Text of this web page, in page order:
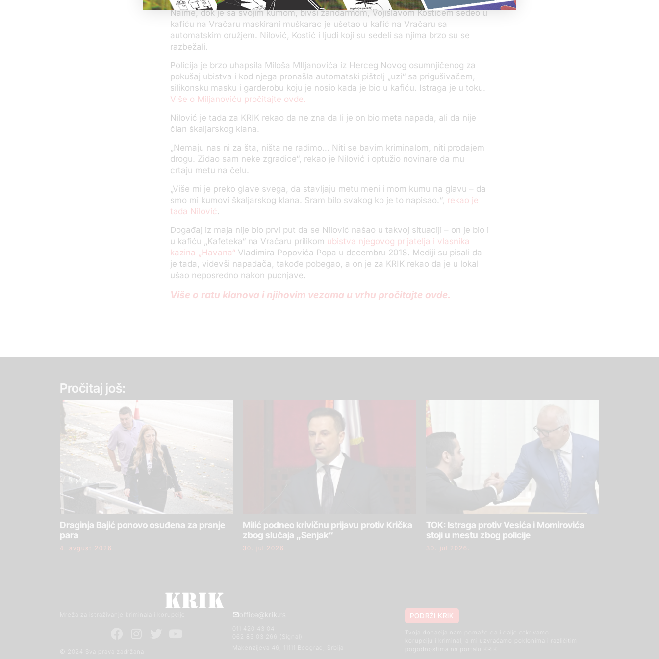
Naime, dok je sa svojim kumom, bivši žandarmom, Vojislavom Kostićem sedeo u
kafiću na Vračaru maskirani muškarac je ušetao u kafić na Vračaru sa
automatskim oružjem. Nilović, Kostić i ljudi koji su sedeli sa njima brzo su se
razbežali.
Policija je brzo uhapsila Miloša MIljanovića iz Herceg Novog osumnjičenog za
pokušaj ubistva i kod njega pronašla automatski pištolj „uzi“ sa prigušivačem,
silikonsku masku i garderobu koju je nosio kada je bio u kafiću. Istraga je u toku.
Više o Miljanoviću pročitajte ovde.
Nilović je tada za KRIK rekao da ne zna da li je on bio meta napada, ali da nije
član škaljarskog klana.
„Nemaju nas ni za šta, ništa ne radimo… Niti se bavim kriminalom, niti prodajem
drogu. Zidao sam neke zgradice“, rekao je Nilović i optužio novinare da mu
crtaju metu na čelu.
„Više mi je preko glave svega, da stavljaju metu meni i mom kumu na glavu – da
smo mi kumovi škaljarskog klana. Sram bilo svakog ko je to napisao.“, rekao je
tada Nilović .
Događaj iz maja nije bio prvi put da se Nilović našao u takvoj situaciji – on je bio i
u kafiću „Kafeteka“ na Vračaru prilikom ubistva njegovog prijatelja i vlasnika
kazina „Havana“ Vladimira Popovića Popa u decembru 2018. Mediji su pisali da
je tada, videvši napadača, takođe pobegao, a on je za KRIK rekao da je u lokal
ušao neposredno nakon pucnjave.
Više o ratu klanova i njihovim vezama u vrhu pročitajte ovde.
Pročitaj još:
Draginja Bajić ponovo osuđena za pranje
para
4. avgust 2026.
Milić podneo krivičnu prijavu protiv Krička
zbog slučaja „Senjak“
30. jul 2026.
TOK: Istraga protiv Vesića i Momirovića
stoji u mestu zbog policije
30. jul 2026.
Mreža za istraživanje kriminala i korupcije
© 2024 Sva prava zadržana
office@krik.rs
011 420 43 04
Makenzijeva 46, 11111 Beograd, Srbija
PODRŽI KRIK
Tvoja donacija nam pomaže da i dalje otkrivamo
korupciju i kriminal, a mi uzvraćamo poklonima i različitim
pogodnostima na portalu KRIK.